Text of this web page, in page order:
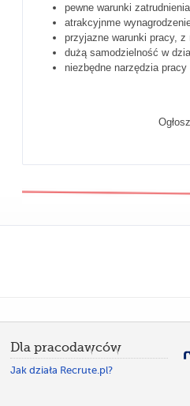
pewne warunki zatrudnienia
atrakcyjnme
przyjazne warunki pracy,
dużą samodzielność w
niezbędne narzędzia pracy
Dla pracodawców
Jak działa Recrute.pl?